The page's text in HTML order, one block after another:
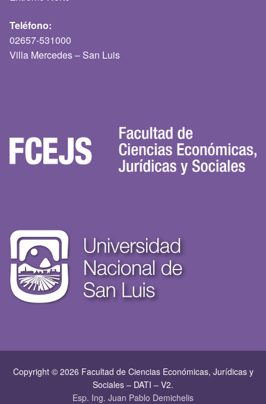
Teléfono:
02657-531000
Villa Mercedes – San Luis
Copyright © 2026 Facultad de Ciencias Económicas, Jurí­dicas y
Sociales – DATI – V2.
Esp. Ing. Juan Pablo Demichelis